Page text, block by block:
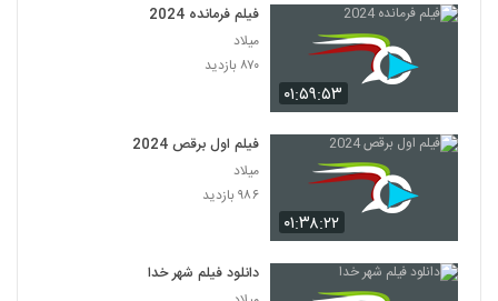
۰۱:۵۹:۵۳
فیلم فرمانده 2024
میلاد
۸۷۰ بازدید
۰۱:۳۸:۲۲
فیلم اول برقص 2024
میلاد
۹۸۶ بازدید
دانلود فیلم شهر خدا